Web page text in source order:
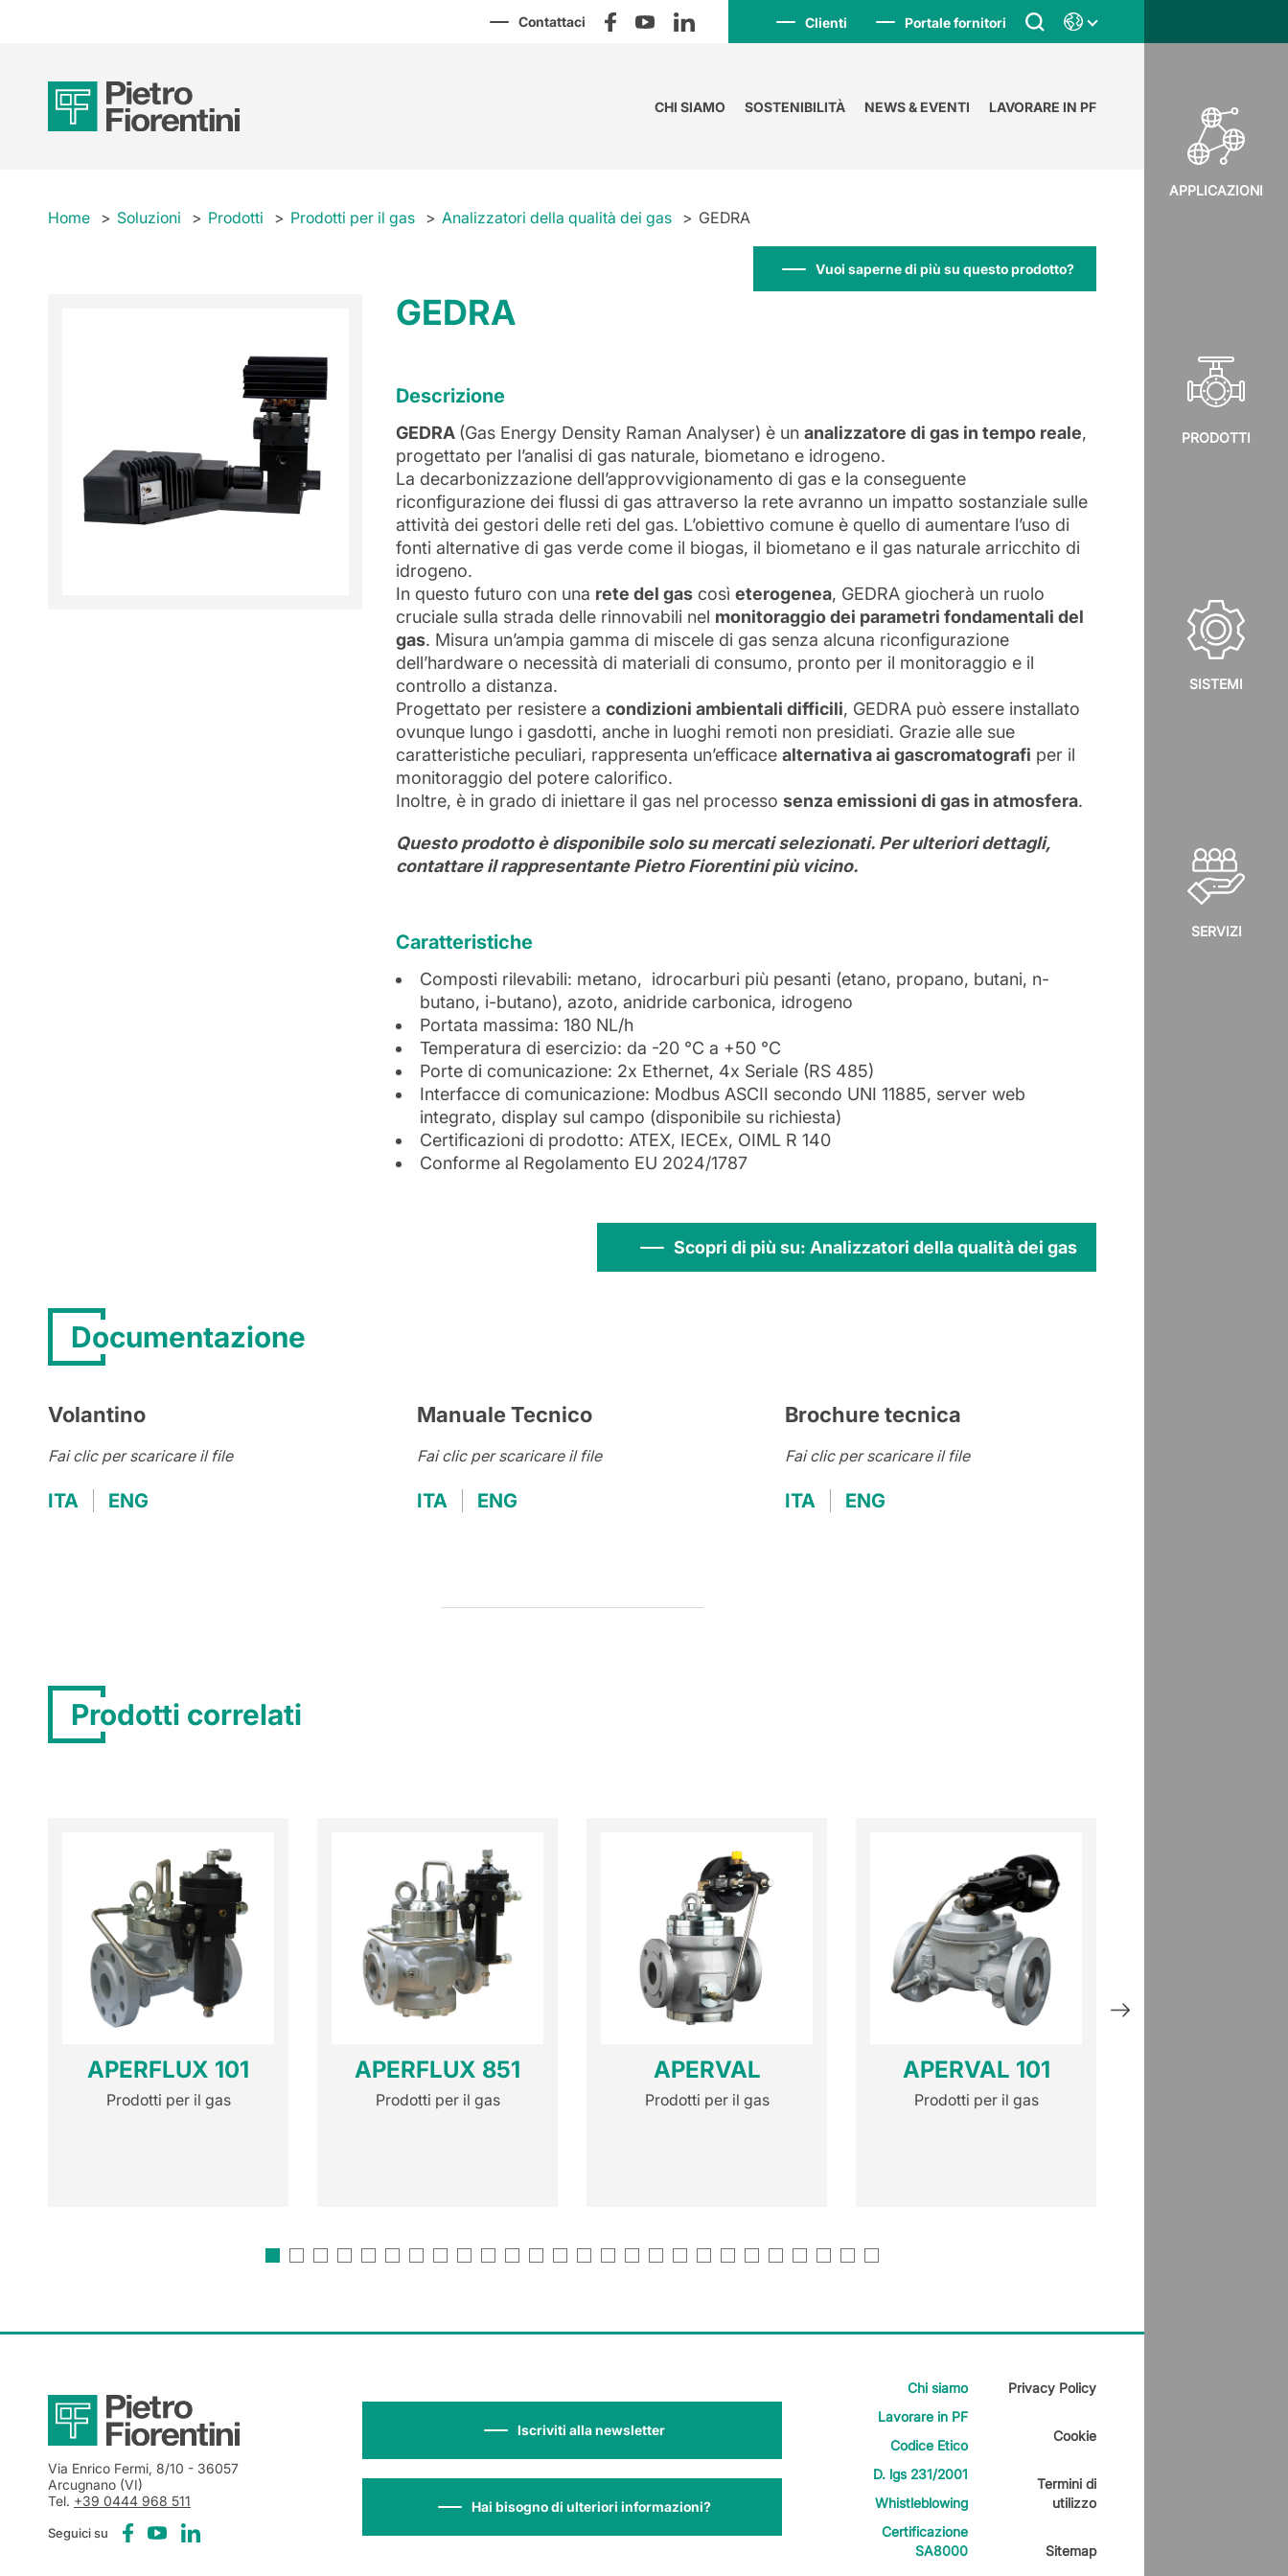
Contattaci Clienti Portale fornitori
CHI SIAMO SOSTENIBILITÀ NEWS & EVENTI LAVORARE IN PF
APPLICAZIONI
PRODOTTI
SISTEMI
SERVIZI
Home Soluzioni Prodotti Prodotti per il gas Analizzatori della qualità dei gas GEDRA
Vuoi saperne di più su questo prodotto?
GEDRA
Descrizione
GEDRA (Gas Energy Density Raman Analyser) è unanalizzatore di gas in tempo reale,
progettato per l’analisi di gas naturale, biometano e idrogeno.
La decarbonizzazione dell’approvvigionamento di gas e la conseguente
riconfigurazione dei flussi di gas attraverso la rete avranno un impatto sostanziale sulle
attività dei gestori delle reti del gas. L’obiettivo comune è quello di aumentare l’uso di
fonti alternative di gas verde come il biogas, il biometano e il gas naturale arricchito di
idrogeno.
In questo futuro con una rete del gas cosìeterogenea, GEDRA giocherà un ruolo
cruciale sulla strada delle rinnovabili nel monitoraggio dei parametri fondamentali del
gas. Misura un’ampia gamma di miscele di gas senza alcuna riconfigurazione
dell’hardware o necessità di materiali di consumo, pronto per il monitoraggio e il
controllo a distanza.
Progettato per resistere acondizioni ambientali difficili, GEDRA può essere installato
ovunque lungo i gasdotti, anche in luoghi remoti non presidiati. Grazie alle sue
caratteristiche peculiari, rappresenta un’efficacealternativa ai gascromatografi per il
monitoraggio del potere calorifico.
Inoltre, è in grado di iniettare il gas nel processosenza emissioni di gas in atmosfera.
Questo prodotto è disponibile solo su mercati selezionati. Per ulteriori dettagli,
contattare il rappresentante Pietro Fiorentini più vicino.
Caratteristiche
Composti rilevabili: metano, idrocarburi più pesanti (etano, propano, butani, n-
butano, i-butano), azoto, anidride carbonica, idrogeno
Portata massima: 180 NL/h
Temperatura di esercizio: da -20 °C a +50 °C
Porte di comunicazione: 2x Ethernet, 4x Seriale (RS 485)
Interfacce di comunicazione: Modbus ASCII secondo UNI 11885, server web
integrato, display sul campo (disponibile su richiesta)
Certificazioni di prodotto: ATEX, IECEx, OIML R 140
Conforme al Regolamento EU 2024/1787
Scopri di più su: Analizzatori della qualità dei gas
Documentazione
Volantino
Fai clic per scaricare il file
ITA ENG
Manuale Tecnico
Fai clic per scaricare il file
ITA ENG
Brochure tecnica
Fai clic per scaricare il file
ITA ENG
Prodotti correlati
APERFLUX 101
Prodotti per il gas
APERFLUX 851
Prodotti per il gas
APERVAL
Prodotti per il gas
APERVAL 101
Prodotti per il gas
Via Enrico Fermi, 8/10 - 36057
Arcugnano (VI)
Tel. +39 0444 968 511
Seguici su
Iscriviti alla newsletter
Hai bisogno di ulteriori informazioni?
Chi siamo
Lavorare in PF
Codice Etico
D. lgs 231/2001
Whistleblowing
Certificazione
SA8000
Privacy Policy
Cookie
Termini di
utilizzo
Sitemap